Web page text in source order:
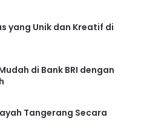
yang Unik dan Kreatif di
di Bank BRI dengan
Tangerang Secara